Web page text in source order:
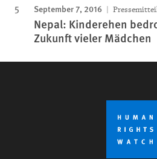
September 7, 2016
Nepal: Kinderehen
Zukunft vieler Mädchen